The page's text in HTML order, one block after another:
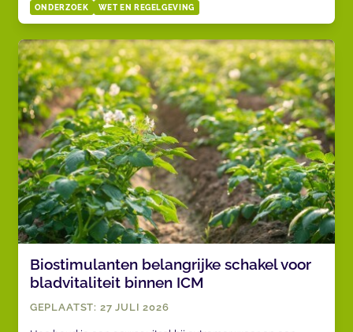
ONDERZOEK WET EN REGELGEVING
Biostimulanten belangrijke schakel voor
bladvitaliteit binnen ICM
GEPLAATST: 27 JULI 2026